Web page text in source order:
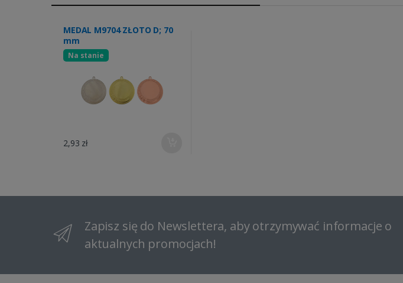
MEDAL M9704 ZŁOTO D; 70
mm
Na stanie
2,93 zł
Zapisz się do Newslettera, aby otrzymywać informacje o
aktualnych promocjach!